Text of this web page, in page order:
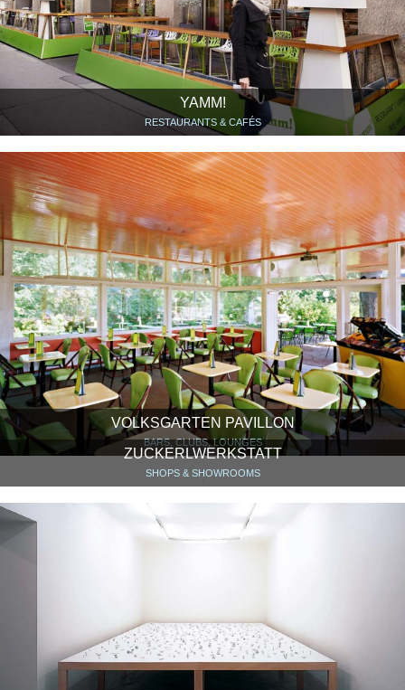
YAMM!
RESTAURANTS & CAFÉS
VOLKSGARTEN PAVILLON
BARS, CLUBS, LOUNGES
ZUCKERLWERKSTATT
SHOPS & SHOWROOMS